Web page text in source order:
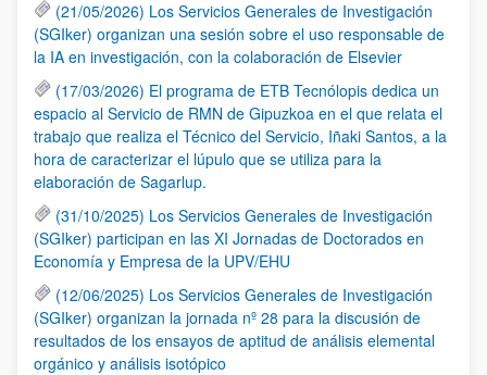
(21/05/2026) Los Servicios Generales de Investigación
(SGIker) organizan una sesión sobre el uso responsable de
la IA en investigación, con la colaboración de Elsevier
(17/03/2026) El programa de ETB Tecnólopis dedica un
espacio al Servicio de RMN de Gipuzkoa en el que relata el
trabajo que realiza el Técnico del Servicio, Iñaki Santos, a la
hora de caracterizar el lúpulo que se utiliza para la
elaboración de Sagarlup.
(31/10/2025) Los Servicios Generales de Investigación
(SGIker) participan en las XI Jornadas de Doctorados en
Economía y Empresa de la UPV/EHU
(12/06/2025) Los Servicios Generales de Investigación
(SGIker) organizan la jornada nº 28 para la discusión de
resultados de los ensayos de aptitud de análisis elemental
orgánico y análisis isotópico